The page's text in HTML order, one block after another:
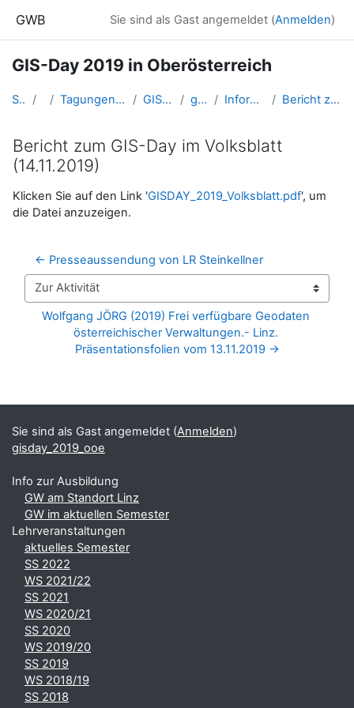
GWB Sie sind als Gast angemeldet (Anmelden)
GIS-Day 2019 in Oberösterreich
Startseite Kurse Tagungen, Events und Arbeitsgemeinschaften GW GIS-Day in Oberösterreich gisday_2019_ooe Informationen zum GIS-Day 2019 Bericht zum GIS-Day im Volksblatt (14.11.2019)
Bericht zum GIS-Day im Volksblatt
(14.11.2019)
Abschlussbedingungen
Klicken Sie auf den Link 'GISDAY_2019_Volksblatt.pdf', um
die Datei anzuzeigen.
← Presseaussendung von LR Steinkellner
Zur Aktivität
Wolfgang JÖRG (2019) Frei verfügbare Geodaten
österreichischer Verwaltungen.- Linz.
Präsentationsfolien vom 13.11.2019 →
Ergänzungsblöcke
Sie sind als Gast angemeldet (Anmelden)
gisday_2019_ooe
Info zur Ausbildung
GW am Standort Linz
GW im aktuellen Semester
Lehrveranstaltungen
aktuelles Semester
SS 2022
WS 2021/22
SS 2021
WS 2020/21
SS 2020
WS 2019/20
SS 2019
WS 2018/19
SS 2018